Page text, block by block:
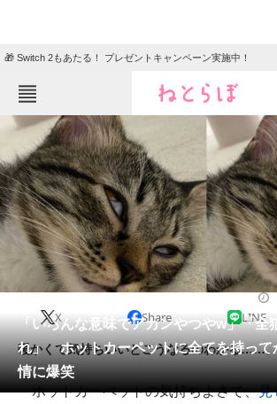
🎁 Switch 2もあたる！ プレゼントキャンペーン実施中！
ねとらぼメニュー
ニュース
エンタメ クイズ
グルメ 地域
住まい 教育・育児
リサーチ
会員記事
メディア
注目記事を集めた総合ページ
「いろんな意味でアカンやつやw」「全
れ」 ホットカーペットに全てを持って
情に爆笑
X Share LINE
暖かくて気持ちいいとこうなるのわかる……。
ホットカーペットの気持ちよさで、見